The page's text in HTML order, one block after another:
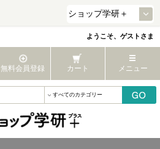
ようこそ、ゲストさま
無料会員登録 カート メニュー